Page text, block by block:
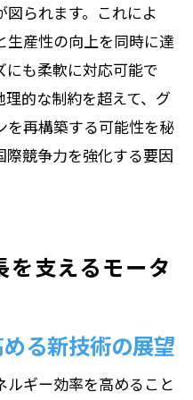
られます。これによ
生産性の向上を同時に達
にも柔軟に対応可能で
理的な制約を超えて、グ
を再構築する可能性を秘
際競争力を強化する要因
支えるモータ
る新技術の展望
ルギー効率を高めること